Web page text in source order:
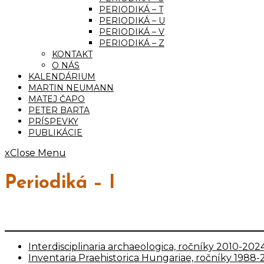
PERIODIKÁ – T
PERIODIKÁ – U
PERIODIKÁ – V
PERIODIKÁ – Z
KONTAKT
O NÁS
KALENDÁRIUM
MARTIN NEUMANN
MATEJ ČAPO
PETER BARTA
PRÍSPEVKY
PUBLIKÁCIE
xClose Menu
Periodiká – I
Interdisciplinaria archaeologica, ročníky 2010-
Inventaria Praehistorica Hungariae, ročníky 1988-